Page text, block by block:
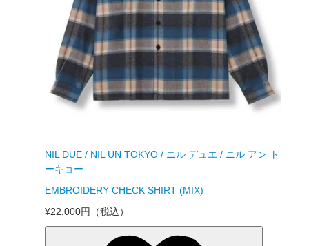
NIL DUE / NIL UN TOKYO / ニル デュエ / ニル アン ト
ーキョー
EMBROIDERY CHECK SHIRT (MIX)
¥22,000円
（税込）